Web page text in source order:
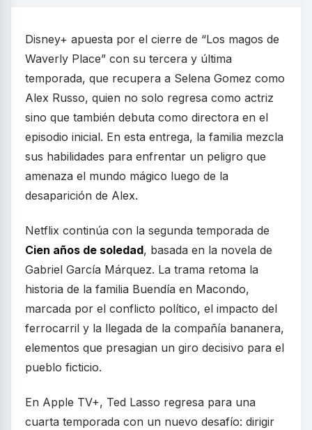
Disney+ apuesta por el cierre de “Los magos de
Waverly Place” con su tercera y última
temporada, que recupera a Selena Gomez como
Alex Russo, quien no solo regresa como actriz
sino que también debuta como directora en el
episodio inicial. En esta entrega, la familia mezcla
sus habilidades para enfrentar un peligro que
amenaza el mundo mágico luego de la
desaparición de Alex.
Netflix continúa con la segunda temporada de
Cien años de soledad, basada en la novela de
Gabriel García Márquez. La trama retoma la
historia de la familia Buendía en Macondo,
marcada por el conflicto político, el impacto del
ferrocarril y la llegada de la compañía bananera,
elementos que presagian un giro decisivo para el
pueblo ficticio.
En Apple TV+, Ted Lasso regresa para una
cuarta temporada con un nuevo desafío: dirigir